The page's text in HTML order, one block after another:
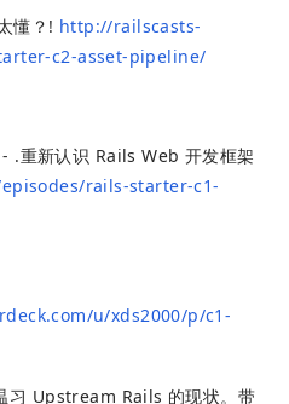
懂？! http://railscasts-
c2-asset-pipeline/
.重新认识 Rails Web 开发框架
rails-starter-c1-
u/xds2000/p/c1-
习 Upstream Rails 的现状。带